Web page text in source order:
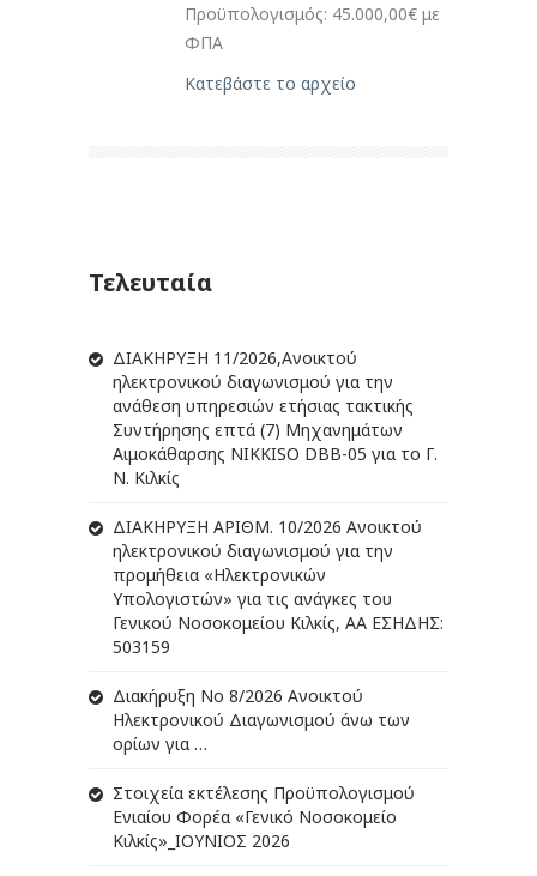
Προϋπολογισμός: 45.000,00€ με
ΦΠΑ
Κατεβάστε το αρχείο
Τελευταία
ΔIΑΚΗΡΥΞΗ 11/2026,Ανοικτού
ηλεκτρονικού διαγωνισμού για την
ανάθεση υπηρεσιών ετήσιας τακτικής
Συντήρησης επτά (7) Μηχανημάτων
Αιμοκάθαρσης NIKKISO DBB-05 για το Γ.
Ν. Κιλκίς
ΔIΑΚΗΡΥΞΗ ΑΡIΘΜ. 10/2026 Ανοικτού
ηλεκτρονικού διαγωνισμού για την
προμήθεια «Ηλεκτρονικών
Υπολογιστών» για τις ανάγκες του
Γενικού Νοσοκομείου Κιλκίς, ΑΑ ΕΣΗΔΗΣ:
503159
Διακήρυξη Νο 8/2026 Ανοικτού
Ηλεκτρονικού Διαγωνισμού άνω των
ορίων για …
Στοιχεία εκτέλεσης Προϋπολογισμού
Ενιαίου Φορέα «Γενικό Νοσοκομείο
Κιλκίς»_ΙΟΥΝΙΟΣ 2026